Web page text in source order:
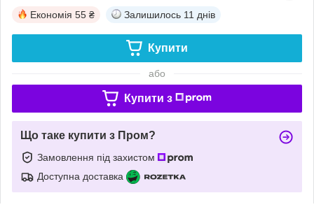
Економія 55 ₴ Залишилось 11 днів
Купити
або
Купити з
Що таке купити з Пром?
Замовлення під захистом
Доступна доставка